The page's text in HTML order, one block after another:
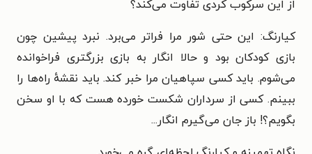
از این سرکوب کردی تفاوت می‌کند؟
کیارنگ: این حتی شور مرا فراتر می‌برد. نبرد پیشین چون
بازی کودکان بود و حالا انگار به بازی بزرگتری فراخوانده
می‌شوم. باید کسی سپاهیان مرا خبر کند. باید نقشهٔ راه‌ها را
ببینم. کسی از سرداران شکست خورده هست که با او سخن
بگویم؟! باز جان می‌گیرم انگار...